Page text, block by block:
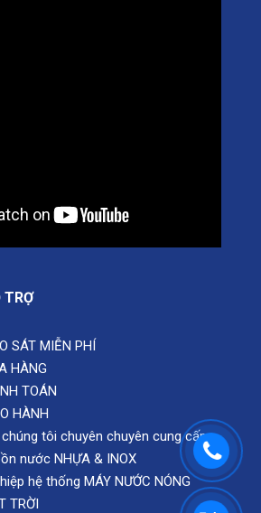
TRỢ
SÁT MIỄN PHÍ
HÀNG
TOÁN
HÀNH
tôi chuyên chuyên cung cấp
nước NHỰA & INOX
hệ thống MÁY NƯỚC NÓNG
TRỜI